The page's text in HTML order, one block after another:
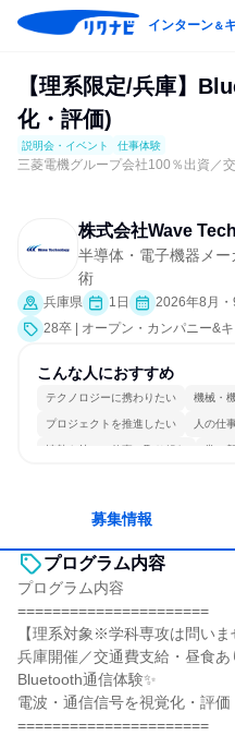
インターン＆
【理系限定/兵庫】
化・評価)
説明会・イベント 仕事体験
三菱電機グループ会社100％出資／
株式会社Wave
半導体・電子機器メ
術
兵庫県 1日
2026年8月・
28卒 | オープン・カンパニー&
界研究]、仕事体験）
こんな人におすすめ
テクノロジーに携わりたい 機械・
プロジェクトを推進したい 人の仕
情熱を持って仕事に取り組む 常に
募集情報
プログラム内容
プログラム内容
======================
【理系対象※学科専攻は問いま
兵庫開催／交通費支給・昼食あ
Bluetooth通信体験✨
電波・通信信号を視覚化・評価
======================